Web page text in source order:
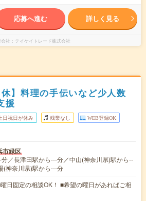
応募へ進む 詳しく見る
社 テイケイトレード株式会社
休】料理の手伝いなど少人数
援
日祝日が休み 残業なし WEB登録OK
市緑区
／長津田駅から---分／中山(神奈川県)駅から--
(神奈川県)駅から---分
日固定の相談OK！ ■希望の曜日があればご相